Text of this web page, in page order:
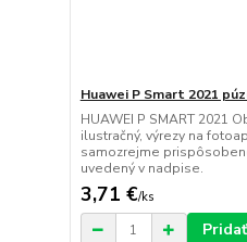
Huawei P Smart 2021
HUAWEI P SMART 2021
ilustračný, výrezy na
samozrejme
uvedený v nadpise.
3,71 €/ks